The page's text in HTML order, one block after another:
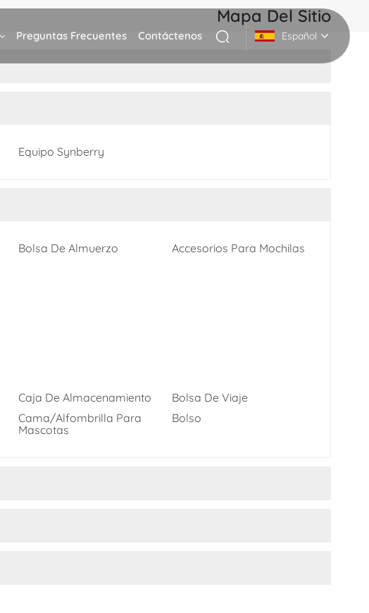
Preguntas Frecuentes Contáctenos Español
Português
Mapa Del Sitio
Equipo Synberry
Bolsa De Almuerzo Accesorios Para Mochilas
Caja De Almacenamiento
Bolsa De Viaje
Cama/alfombrilla Para
Mascotas
Bolso